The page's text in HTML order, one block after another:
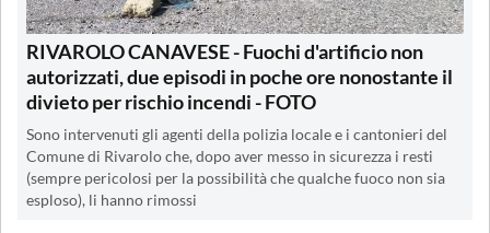
RIVAROLO CANAVESE - Fuochi d'artificio non
autorizzati, due episodi in poche ore nonostante il
divieto per rischio incendi - FOTO
Sono intervenuti gli agenti della polizia locale e i cantonieri del
Comune di Rivarolo che, dopo aver messo in sicurezza i resti
(sempre pericolosi per la possibilità che qualche fuoco non sia
esploso), li hanno rimossi